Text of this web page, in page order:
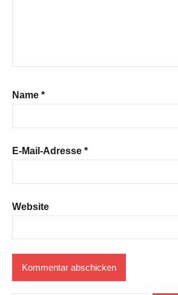
Name *
E-Mail-Adresse *
Website